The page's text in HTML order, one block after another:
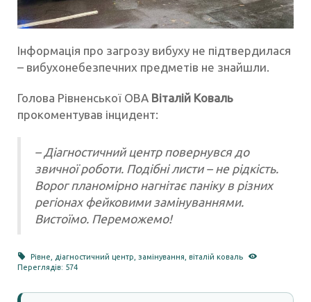
Інформація про загрозу вибуху не підтвердилася
– вибухонебезпечних предметів не знайшли.
Голова Рівненської ОВА Віталій Коваль
прокоментував інцидент:
– Діагностичний центр повернувся до
звичної роботи. Подібні листи – не рідкість.
Ворог планомірно нагнітає паніку в різних
регіонах фейковими замінуваннями.
Вистоїмо. Переможемо!
Рівне діагностичний центр ,замінування ,віталій коваль
Переглядів: 574